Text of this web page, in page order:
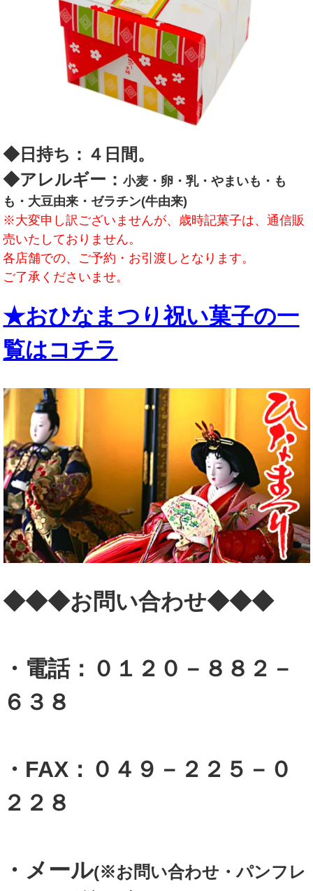
◆日持ち：４日間。
◆アレルギー：小麦・卵・乳・やまいも・も
も・大豆由来・ゼラチン(牛由来)
※大変申し訳ございませんが、歳時記菓子は、通信販
売いたしておりません。
各店舗での、ご予約・お引渡しとなります。
ご了承くださいませ。
★おひなまつり祝い菓子の一
覧はコチラ
◆◆◆お問い合わせ◆◆◆
・電話：０１２０－８８２－
６３８
・FAX：０４９－２２５－０
２２８
・メール(※お問い合わせ・パンフレ